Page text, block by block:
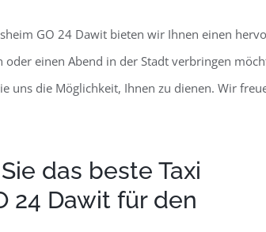
GO 24 Dawit bieten wir Ihnen einen
oder einen Abend in der Stadt verbringen
uns die Möglichkeit, Ihnen zu dienen. Wir
das beste Taxi
24 Dawit für den